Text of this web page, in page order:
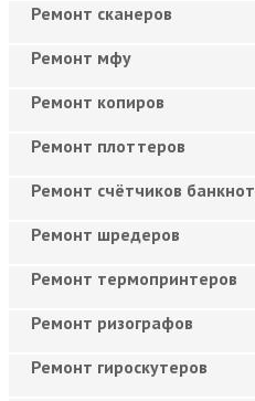
Ремонт сканеров
Ремонт мфу
Ремонт копиров
Ремонт плоттеров
Ремонт счётчиков банкнот
Ремонт шредеров
Ремонт термопринтеров
Ремонт ризографов
Ремонт гироскутеров